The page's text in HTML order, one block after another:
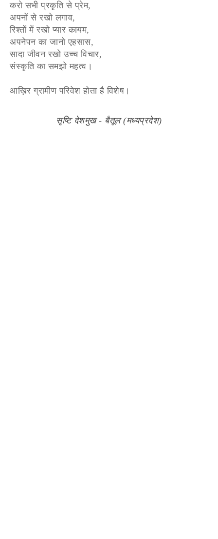
करो सभी प्रकृति से प्रेम,
अपनों से रखो लगाव,
रिश्तों में रखो प्यार कायम,
अपनेपन का जानो एहसास,
सादा जीवन रखो उच्च विचार,
संस्कृति का समझो महत्व।
आख़िर ग्रामीण परिवेश होता है विशेष।
सृष्टि देशमुख - बैतूल (मध्यप्रदेश)